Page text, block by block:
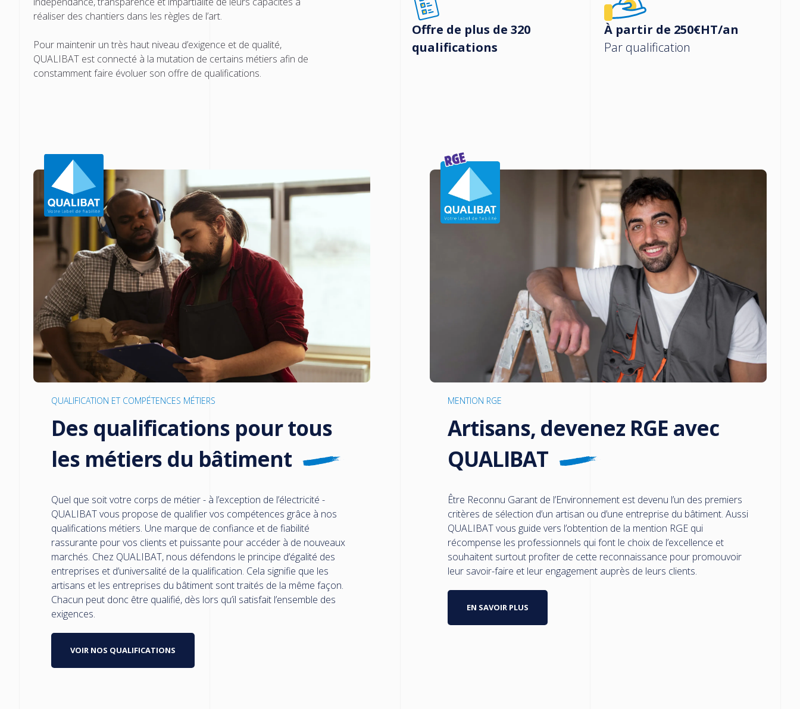
réaliser des chantiers dans les règles de l’art.
Pour maintenir un très haut niveau d’exigence et de qualité,
QUALIBAT est connecté à la mutation de certains métiers afin de
constamment faire évoluer son offre de qualifications.
Offre de plus de 320
qualifications
À partir de 250€HT/an
Par qualification
QUALIFICATION ET COMPÉTENCES MÉTIERS
Des qualifications pour tous
les métiers du bâtiment
Quel que soit votre corps de métier - à l’exception de l’électricité -
QUALIBAT vous propose de qualifier vos compétences grâce à nos
qualifications métiers. Une marque de confiance et de fiabilité
rassurante pour vos clients et puissante pour accéder à de nouveaux
marchés. Chez QUALIBAT, nous défendons le principe d’égalité des
entreprises et d’universalité de la qualification. Cela signifie que les
artisans et les entreprises du bâtiment sont traités de la même façon.
Chacun peut donc être qualifié, dès lors qu’il satisfait l’ensemble des
exigences.
VOIR NOS QUALIFICATIONS
MENTION RGE
Artisans, devenez RGE avec
QUALIBAT
Être Reconnu Garant de l’Environnement est devenu l’un des premiers
critères de sélection d’un artisan ou d’une entreprise du bâtiment. Aussi
QUALIBAT vous guide vers l’obtention de la mention RGE qui
récompense les professionnels qui font le choix de l’excellence et
souhaitent surtout profiter de cette reconnaissance pour promouvoir
leur savoir-faire et leur engagement auprès de leurs clients.
EN SAVOIR PLUS